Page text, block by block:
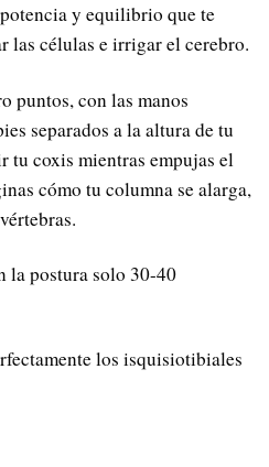
y equilibrio que te
las células e irrigar el cerebro.
puntos, con las manos
separados a la altura de tu
tu coxis mientras empujas el
cómo tu columna se alarga,
la postura solo 30-40
los isquisiotibiales